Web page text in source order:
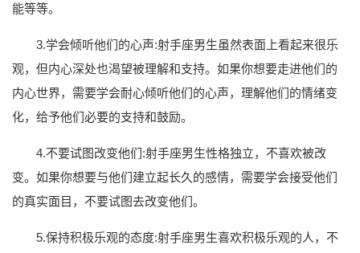
能等等。
3.学会倾听他们的心声:射手座男生虽然表面上看起来很乐
观，但内心深处也渴望被理解和支持。如果你想要走进他们的
内心世界，需要学会耐心倾听他们的心声，理解他们的情绪变
化，给予他们必要的支持和鼓励。
4.不要试图改变他们:射手座男生性格独立，不喜欢被改
变。如果你想要与他们建立起长久的感情，需要学会接受他们
的真实面目，不要试图去改变他们。
5.保持积极乐观的态度:射手座男生喜欢积极乐观的人，不